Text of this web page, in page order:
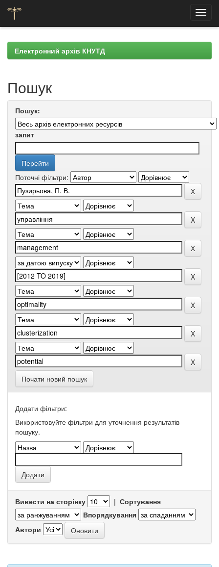
navigationЕлектронний архів КНУТД
Пошук
Пошук:
запит
Поточні фільтри:
Почати новий пошук
Додати фільтри:
Використовуйте фільтри для уточнення результатів
пошуку.
Вивести на сторінку | Сортування
Впорядкування
Автори